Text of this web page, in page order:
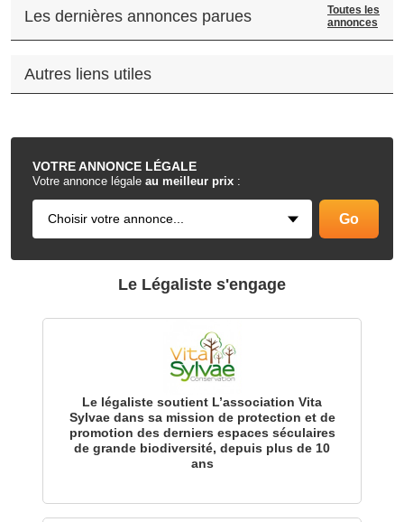
VOTREANNONCE LÉGALE
Votre annonce légale au meilleur prix :
Les dernières annonces parues
Toutes les
annonces
Autres liens utiles
.
Le Légaliste s'engage
Le légaliste soutient L’association Vita
Sylvae dans sa mission de protection et de
promotion des derniers espaces séculaires
de grande biodiversité, depuis plus de 10
ans